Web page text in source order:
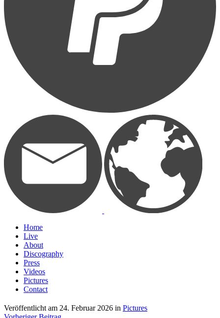
Home
Live
About
Discography
Press
Videos
Pictures
Contact
Veröffentlicht am 24. Februar 2026 in Pictures